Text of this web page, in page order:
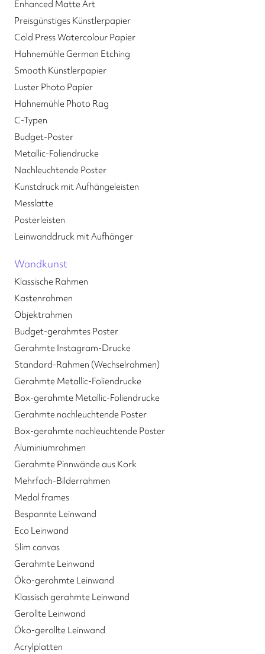
Enhanced Matte Art
Preisgünstiges Künstlerpapier
Cold Press Watercolour Papier
Hahnemühle German Etching
Smooth Künstlerpapier
Luster Photo Papier
Hahnemühle Photo Rag
C-Typen
Budget-Poster
Metallic-Foliendrucke
Nachleuchtende Poster
Kunstdruck mit Aufhängeleisten
Messlatte
Posterleisten
Leinwanddruck mit Aufhänger
Wandkunst
Klassische Rahmen
Kastenrahmen
Objektrahmen
Budget-gerahmtes Poster
Gerahmte Instagram-Drucke
Standard-Rahmen (Wechselrahmen)
Gerahmte Metallic-Foliendrucke
Box-gerahmte Metallic-Foliendrucke
Gerahmte nachleuchtende Poster
Box-gerahmte nachleuchtende Poster
Aluminiumrahmen
Gerahmte Pinnwände aus Kork
Mehrfach-Bilderrahmen
Medal frames
Bespannte Leinwand
Eco Leinwand
Slim canvas
Gerahmte Leinwand
Öko-gerahmte Leinwand
Klassisch gerahmte Leinwand
Gerollte Leinwand
Öko-gerollte Leinwand
Acrylplatten